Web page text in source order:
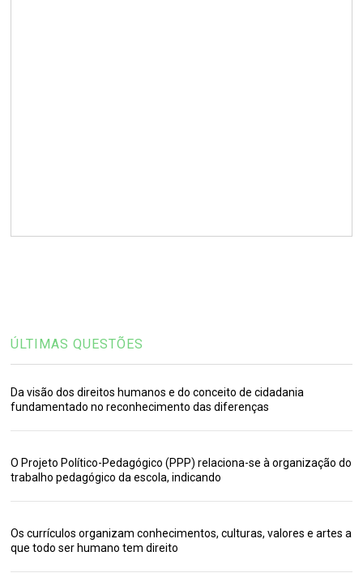
ÚLTIMAS QUESTÕES
Da visão dos direitos humanos e do conceito de cidadania
fundamentado no reconhecimento das diferenças
O Projeto Político-Pedagógico (PPP) relaciona-se à organização do
trabalho pedagógico da escola, indicando
Os currículos organizam conhecimentos, culturas, valores e artes a
que todo ser humano tem direito